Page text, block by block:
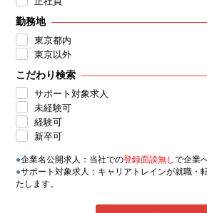
勤務地
東京都内
東京以外
こだわり検索
サポート対象求人
未経験可
経験可
新卒可
●企業名公開求人：当社での登録面談無しで企業
●サポート対象求人：キャリアトレインが就職・
たします。